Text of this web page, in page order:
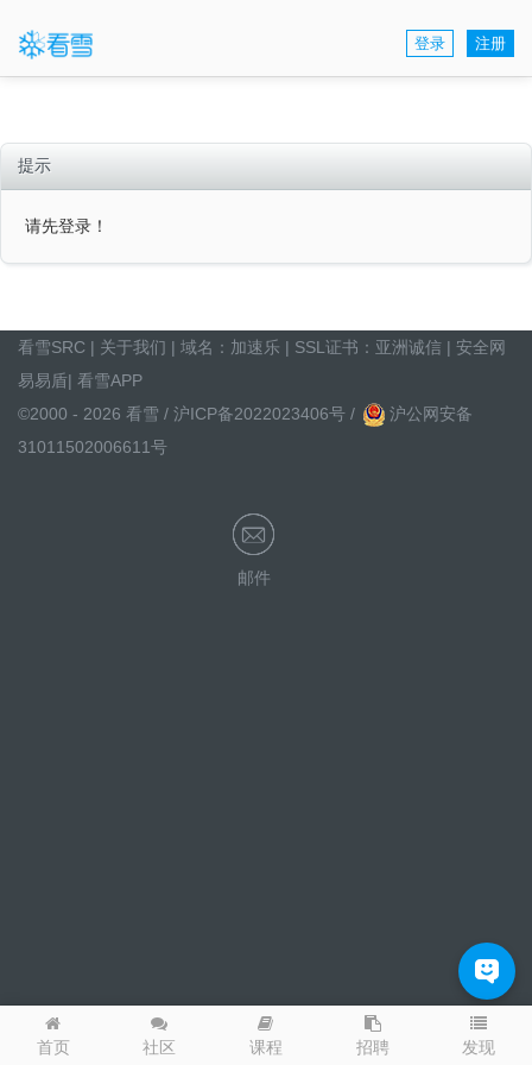
登录 注册
首页 社区 课程 招聘 发现
提示
请先登录！
看雪SRC | 关于我们 | 域名： 加速乐 | SSL证书： 亚洲诚信 | 安全网
易易盾| 看雪APP
©2000 - 2026 看雪 / 沪ICP备2022023406号 /
沪公网安备
31011502006611号
邮件